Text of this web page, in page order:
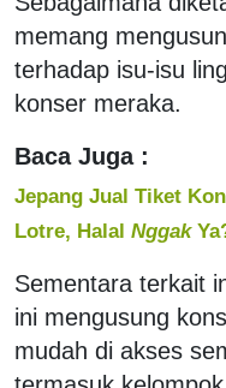
memang
terhadap isu-isu
konser meraka.
Baca Juga :
Jepang Jual Tiket
Lotre, Halal Nggak
Sementara terkait
ini mengusung
mudah di akses